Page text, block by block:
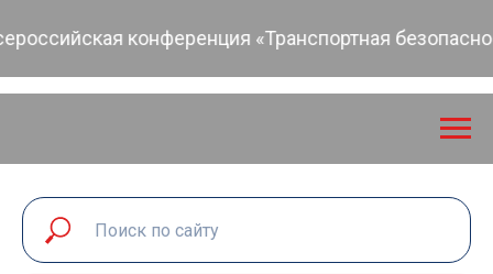
конференция «Транспортная